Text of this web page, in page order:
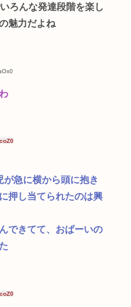
ろんな発達段階を楽し
魅力だよね
が急に横から頭に抱き
押し当てられたのは興
できてて、おぱーいの